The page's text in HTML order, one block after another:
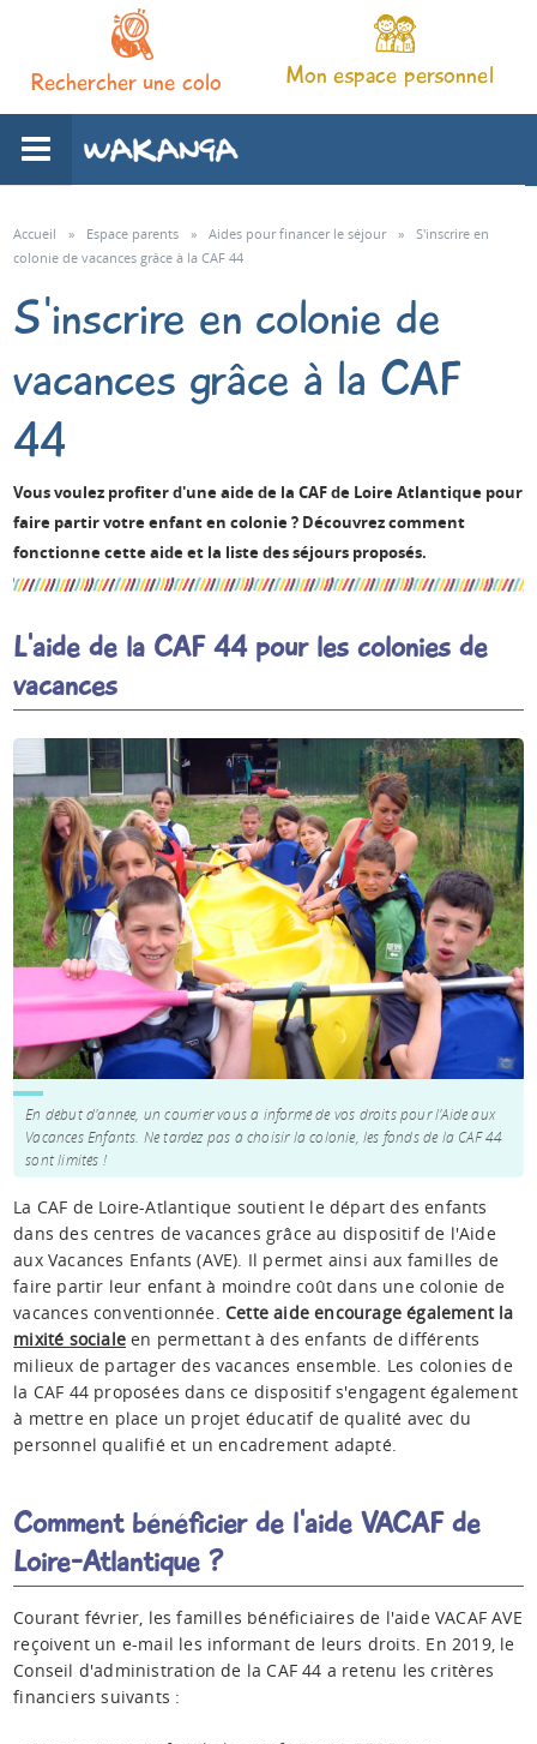
Rechercher une colo Mon espace personnel
L'association
Nos séjours
Notre pédagogie
Infos pratiques
Espace anims
Accueil » Espace parents » Aides pour financer le séjour »
S'inscrire en
colonie de vacances grâce à la CAF 44
S'inscrire en colonie de
vacances grâce à la CAF
44
Vous voulez profiter d'une aide de la CAF de Loire Atlantique pour
faire partir votre enfant en colonie ? Découvrez comment
fonctionne cette aide et la liste des séjours proposés.
L'aide de la CAF 44 pour les colonies de
vacances
En début d'année, un courrier vous a informé de vos droits pour l'Aide aux
Vacances Enfants. Ne tardez pas à choisir la colonie, les fonds de la CAF 44
sont limités !
La CAF de Loire-Atlantique soutient le départ des enfants
dans des centres de vacances grâce au dispositif de l'Aide
aux Vacances Enfants (AVE). Il permet ainsi aux familles de
faire partir leur enfant à moindre coût dans une colonie de
vacances conventionnée.Cette aide encourage également la
mixité sociale en permettant à des enfants de différents
milieux de partager des vacances ensemble. Les colonies de
la CAF 44 proposées dans ce dispositif s'engagent également
à mettre en place un projet éducatif de qualité avec du
personnel qualifié et un encadrement adapté.
Comment bénéficier de l'aide VACAF de
Loire-Atlantique ?
Courant février, les familles bénéficiaires de l'aide VACAF AVE
reçoivent un e-mail les informant de leurs droits. En 2019, le
Conseil d'administration de la CAF 44 a retenu les critères
financiers suivants :